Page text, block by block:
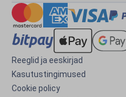
Reeglid ja eeskirjad
Kasutustingimused
Cookie policy